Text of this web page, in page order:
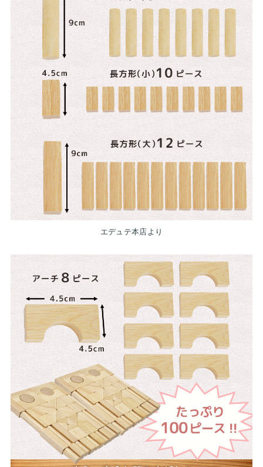
エデュテ本店より